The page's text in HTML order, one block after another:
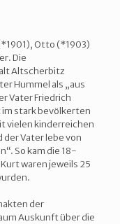
Otto (*1903)
Die
Altscherbitz
Hummel als „aus
Vater Friedrich
im stark bevölkerten
vielen kinderreichen
Vater lebe von
So kam die 18-
waren jeweils 25
der
Auskunft über die